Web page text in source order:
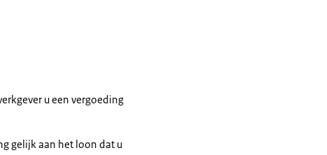
u een vergoeding
gelijk aan het loon dat u